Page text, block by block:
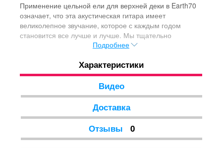
Применение цельной ели для верхней деки в Earth70
означает, что эта акустическая гитара имеет
великолепное звучание, которое с каждым годом
становится все лучше и лучше. Мы тщательно
скалопировали связи деки в серии Earth, получив в
для винтажных акустик из золотого века
гитаростроения.
Подробнее
Характеристики
Видео
Доставка
Отзывы
0